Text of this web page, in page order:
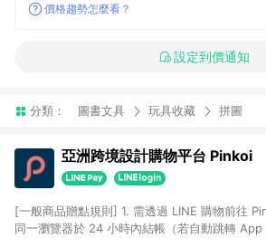
價格趨勢怎麼看？
設定到價通知
分類： 圖書文具 玩具收藏 拼圖
亞洲跨境設計購物平台 Pinkoi
[一般商品贈點規則] 1. 需透過 LINE 購物前往
同一瀏覽器於 24 小時內結帳（若自動跳轉